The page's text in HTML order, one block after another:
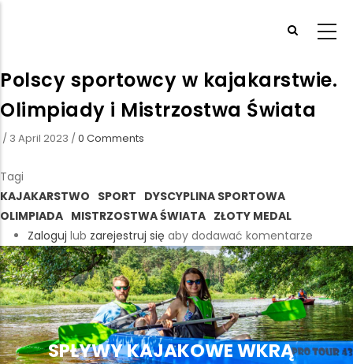
Polscy sportowcy w kajakarstwie.
Olimpiady i Mistrzostwa Świata
/ 3 April 2023 /0 Comments
Tagi
KAJAKARSTWO SPORT DYSCYPLINA SPORTOWA
OLIMPIADA MISTRZOSTWA ŚWIATA ZŁOTY MEDAL
Zaloguj lub zarejestruj się aby dodawać komentarze
SPŁYWY KAJAKOWE WKRĄ